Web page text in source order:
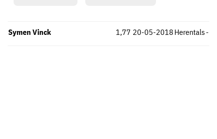
Symen Vinck Herentals
1,77 -
20-05-2018